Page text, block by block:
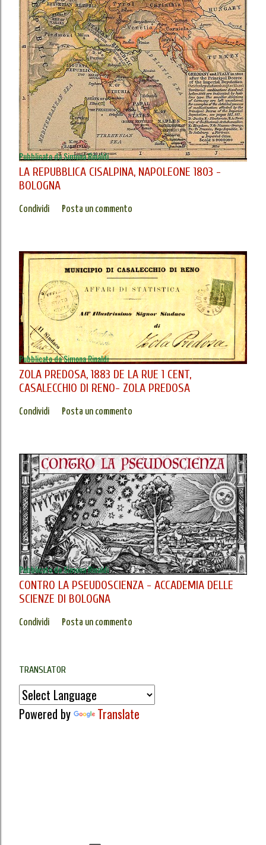
Pubblicato daSimona Rinaldi
LA REPUBBLICA CISALPINA, NAPOLEONE 1803 -
BOLOGNA
Condividi Posta un commento
Pubblicato daSimona Rinaldi
ZOLA PREDOSA, 1883 DE LA RUE 1 CENT,
CASALECCHIO DI RENO- ZOLA PREDOSA
Condividi Posta un commento
Pubblicato daSimona Rinaldi
CONTRO LA PSEUDOSCIENZA - ACCADEMIA DELLE
SCIENZE DI BOLOGNA
Condividi Posta un commento
TRANSLATOR
Powered by Translate